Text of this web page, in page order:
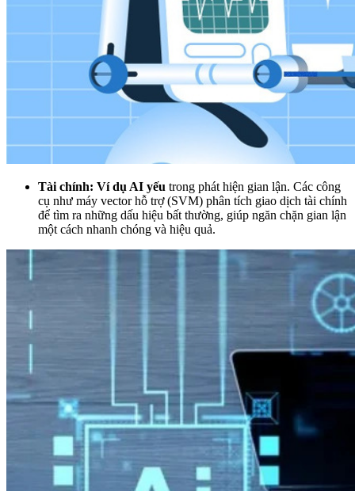
Tài chính: Ví dụ AI yếu trong phát hiện gian lận. Các công
cụ như máy vector hỗ trợ (SVM) phân tích giao dịch tài chính
để tìm ra những dấu hiệu bất thường, giúp ngăn chặn gian lận
một cách nhanh chóng và hiệu quả.